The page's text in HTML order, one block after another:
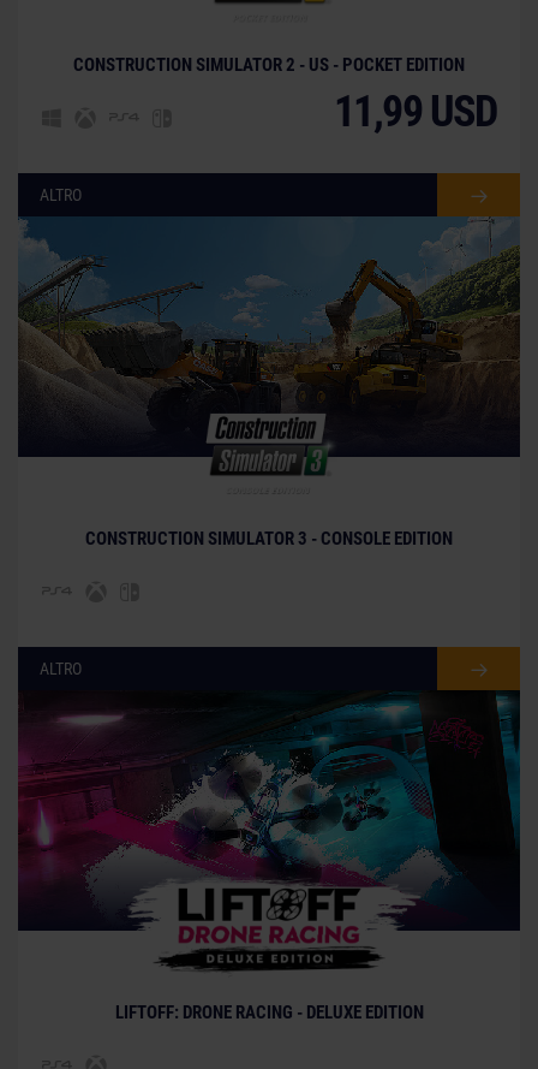
CONSTRUCTION SIMULATOR 2 - US - POCKET EDITION
11,99 USD
ALTRO
© [Translate to Italian:]
CONSTRUCTION SIMULATOR 3 - CONSOLE EDITION
ALTRO
LIFTOFF: DRONE RACING - DELUXE EDITION